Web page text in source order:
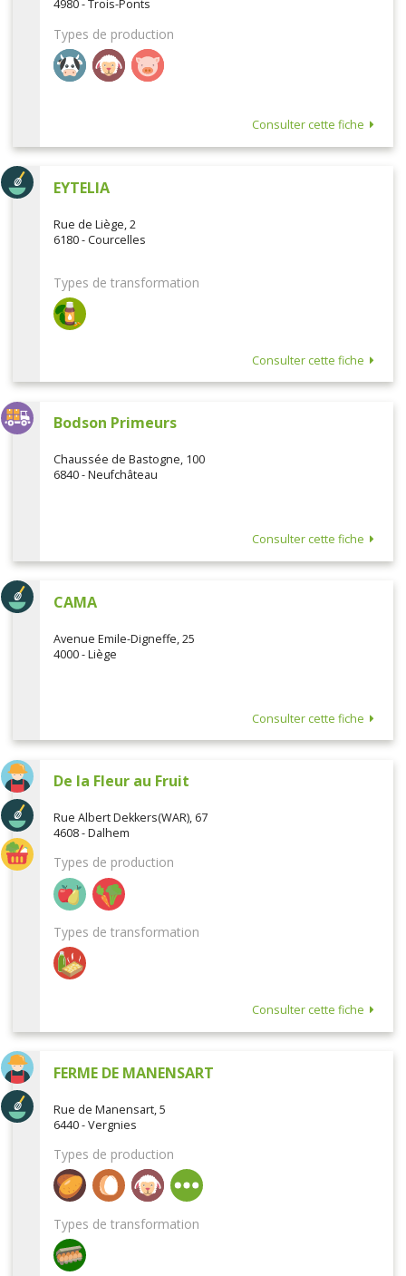
4980 - Trois-Ponts
Types de production
Consulter cette fiche
EYTELIA
Rue de Liège, 2
6180 - Courcelles
Types de transformation
Consulter cette fiche
Bodson Primeurs
Chaussée de Bastogne, 100
6840 - Neufchâteau
Consulter cette fiche
CAMA
Avenue Emile-Digneffe, 25
4000 - Liège
Consulter cette fiche
De la Fleur au Fruit
Rue Albert Dekkers(WAR), 67
4608 - Dalhem
Types de production
Types de transformation
Consulter cette fiche
FERME DE MANENSART
Rue de Manensart, 5
6440 - Vergnies
Types de production
Types de transformation